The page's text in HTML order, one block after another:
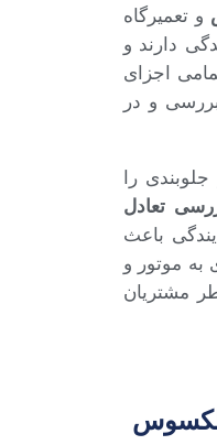
و تعمیرگاه
دارند و
اجزای
و در
را
تعادل
باعث
موتور و
مشتریان
لکسوس